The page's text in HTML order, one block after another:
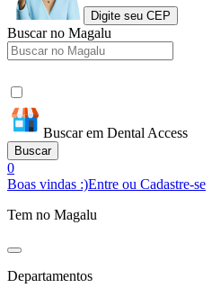
Digite seu CEP
Buscar no Magalu
Buscar em Dental Access
Buscar
0
Boas vindas :)Entre ou Cadastre-se
Tem no Magalu
Departamentos